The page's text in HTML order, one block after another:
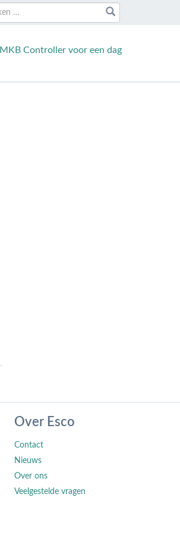
MKB Controller voor een dag
Over Esco
Contact
Nieuws
Over ons
Veelgestelde vragen